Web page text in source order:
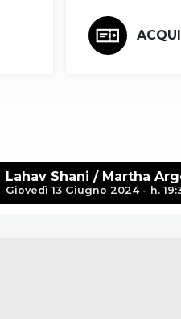
Lahav Shani / Martha
Giovedì 13 Giugno 2024 - h.